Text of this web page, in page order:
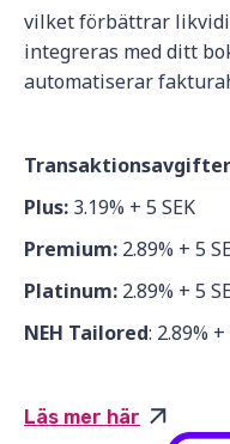
vilket förbättrar
integreras med ditt
automatiserar
Plus: 3.19% + 5 SEK
Premium: 2.89% + 5
Platinum: 2.89% + 5
NEH Tailored: 2.89% +
Läs mer här